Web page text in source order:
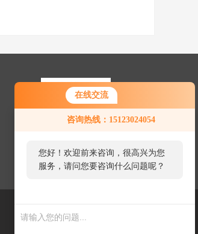
在线交流
咨询热线：15123024054
您好！欢迎前来咨询，很高兴为您
服务，请问您要咨询什么问题呢？
了需求产品，您可以直接在线与我
联系！